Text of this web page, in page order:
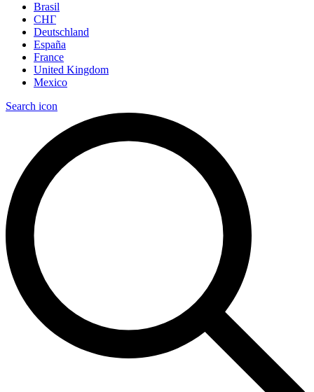
Brasil
СНГ
Deutschland
España
France
United Kingdom
Mexico
Search icon